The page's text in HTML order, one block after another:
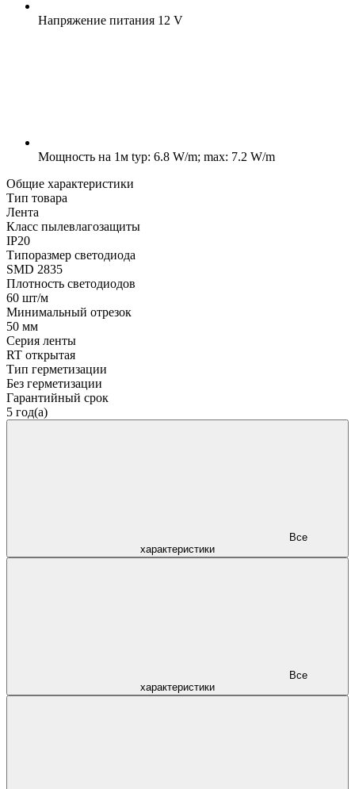
Напряжение питания 12 V
Мощность на 1м typ: 6.8 W/m; max: 7.2 W/m
Общие характеристики
Тип товара
Лента
Класс пылевлагозащиты
IP20
Типоразмер светодиода
SMD 2835
Плотность светодиодов
60 шт/м
Минимальный отрезок
50 мм
Серия ленты
RT открытая
Тип герметизации
Без герметизации
Гарантийный срок
5 год(а)
характеристики
характеристики